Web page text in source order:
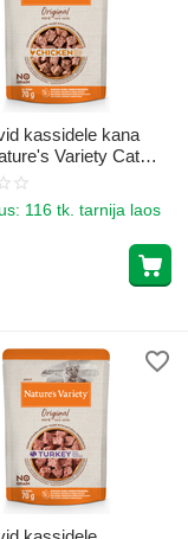
kassidele kana
Variety Cat
116 tk. tarnija laos